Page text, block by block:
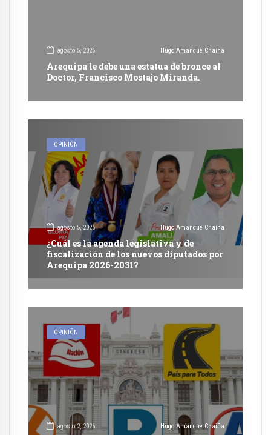
agosto 5, 2026 Hugo Amanque Chaiña
Arequipa le debe una estatua de bronce al
Doctor, Francisco Mostajo Miranda.
OPINIÓN
agosto 5, 2026 Hugo Amanque Chaiña
¿Cuál es la agenda legislativa y de
fiscalización de los nuevos diputados por
Arequipa 2026-2031?
OPINIÓN
agosto 2, 2026 Hugo Amanque Chaiña